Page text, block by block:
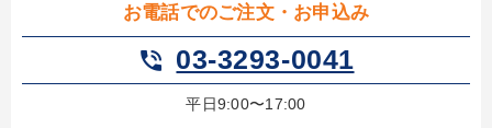
お電話でのご注文・お申込み
phone_in_talk 03-3293-0041
平日9:00〜17:00